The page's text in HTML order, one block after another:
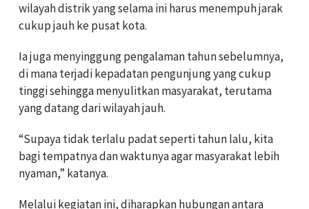
wilayah distrik yang selama ini harus menempuh jarak
cukup jauh ke pusat kota.
Ia juga menyinggung pengalaman tahun sebelumnya,
di mana terjadi kepadatan pengunjung yang cukup
tinggi sehingga menyulitkan masyarakat, terutama
yang datang dari wilayah jauh.
“Supaya tidak terlalu padat seperti tahun lalu, kita
bagi tempatnya dan waktunya agar masyarakat lebih
nyaman,” katanya.
Melalui kegiatan ini, diharapkan hubungan antara